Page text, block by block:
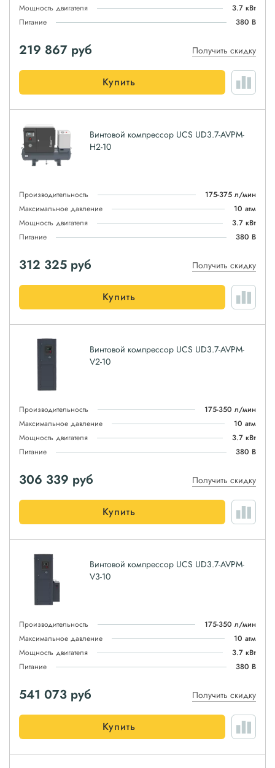
Мощность двигателя
3.7 кВт
Питание
380 В
219 867 руб Получить скидку
Купить
Винтовой компрессор UCS UD3.7-AVPM-
H2-10
Производительность
175-375 л/мин
Максимальное давление
10 атм
Мощность двигателя
3.7 кВт
Питание
380 В
312 325 руб Получить скидку
Купить
Винтовой компрессор UCS UD3.7-AVPM-
V2-10
Производительность
175-350 л/мин
Максимальное давление
10 атм
Мощность двигателя
3.7 кВт
Питание
380 В
306 339 руб Получить скидку
Купить
Винтовой компрессор UCS UD3.7-AVPM-
V3-10
Производительность
175-350 л/мин
Максимальное давление
10 атм
Мощность двигателя
3.7 кВт
Питание
380 В
541 073 руб Получить скидку
Купить